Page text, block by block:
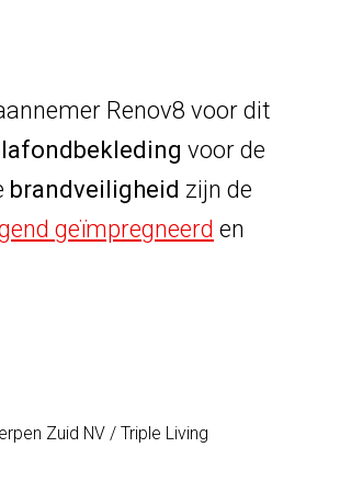
Renov8 voor dit
voor de
brandveiligheid zijn de
geïmpregneerd en
Zuid NV / Triple Living